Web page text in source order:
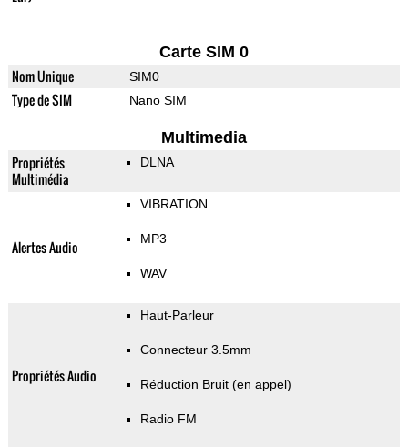
Carte SIM 0
Nom Unique SIM0
Type de SIM Nano SIM
Multimedia
Propriétés
Multimédia
DLNA
Alertes Audio
VIBRATION
MP3
WAV
Propriétés Audio
Haut-Parleur
Connecteur 3.5mm
Réduction Bruit (en appel)
Radio FM